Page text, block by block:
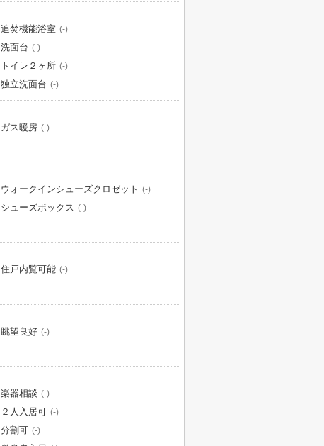
追焚機能浴室 (-)
洗面台 (-)
トイレ２ヶ所 (-)
独立洗面台 (-)
ガス暖房 (-)
ウォークインシューズクロゼット (-)
シューズボックス (-)
住戸内覧可能 (-)
眺望良好 (-)
楽器相談 (-)
２人入居可 (-)
分割可 (-)